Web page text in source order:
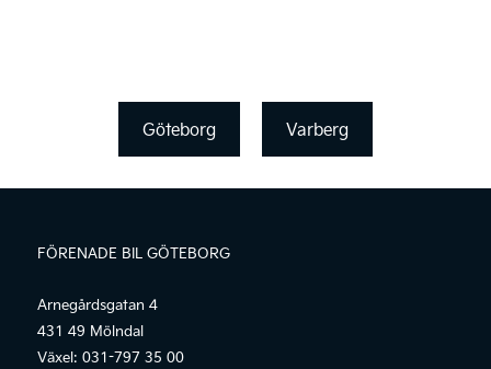
Göteborg Varberg
FÖRENADE BIL GÖTEBORG
Arnegårdsgatan 4
431 49 Mölndal
Växel: 031-797 35 00